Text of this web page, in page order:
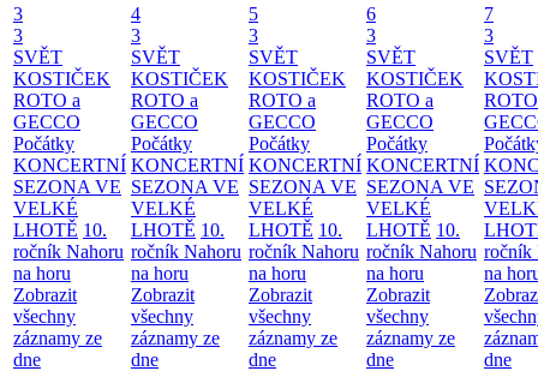
3
3
SVĚT
KOSTIČEK
ROTO a
GECCO
Počátky
KONCERTNÍ
SEZONA VE
VELKÉ
LHOTĚ 10.
ročník Nahoru
na horu
Zobrazit
všechny
záznamy ze
dne
4
3
SVĚT
KOSTIČEK
ROTO a
GECCO
Počátky
KONCERTNÍ
SEZONA VE
VELKÉ
LHOTĚ 10.
ročník Nahoru
na horu
Zobrazit
všechny
záznamy ze
dne
5
3
SVĚT
KOSTIČEK
ROTO a
GECCO
Počátky
KONCERTNÍ
SEZONA VE
VELKÉ
LHOTĚ 10.
ročník Nahoru
na horu
Zobrazit
všechny
záznamy ze
dne
6
3
SVĚT
KOSTIČEK
ROTO a
GECCO
Počátky
KONCERTNÍ
SEZONA VE
VELKÉ
LHOTĚ 10.
ročník Nahoru
na horu
Zobrazit
všechny
záznamy ze
dne
7
3
SVĚT
ročník
na
dne